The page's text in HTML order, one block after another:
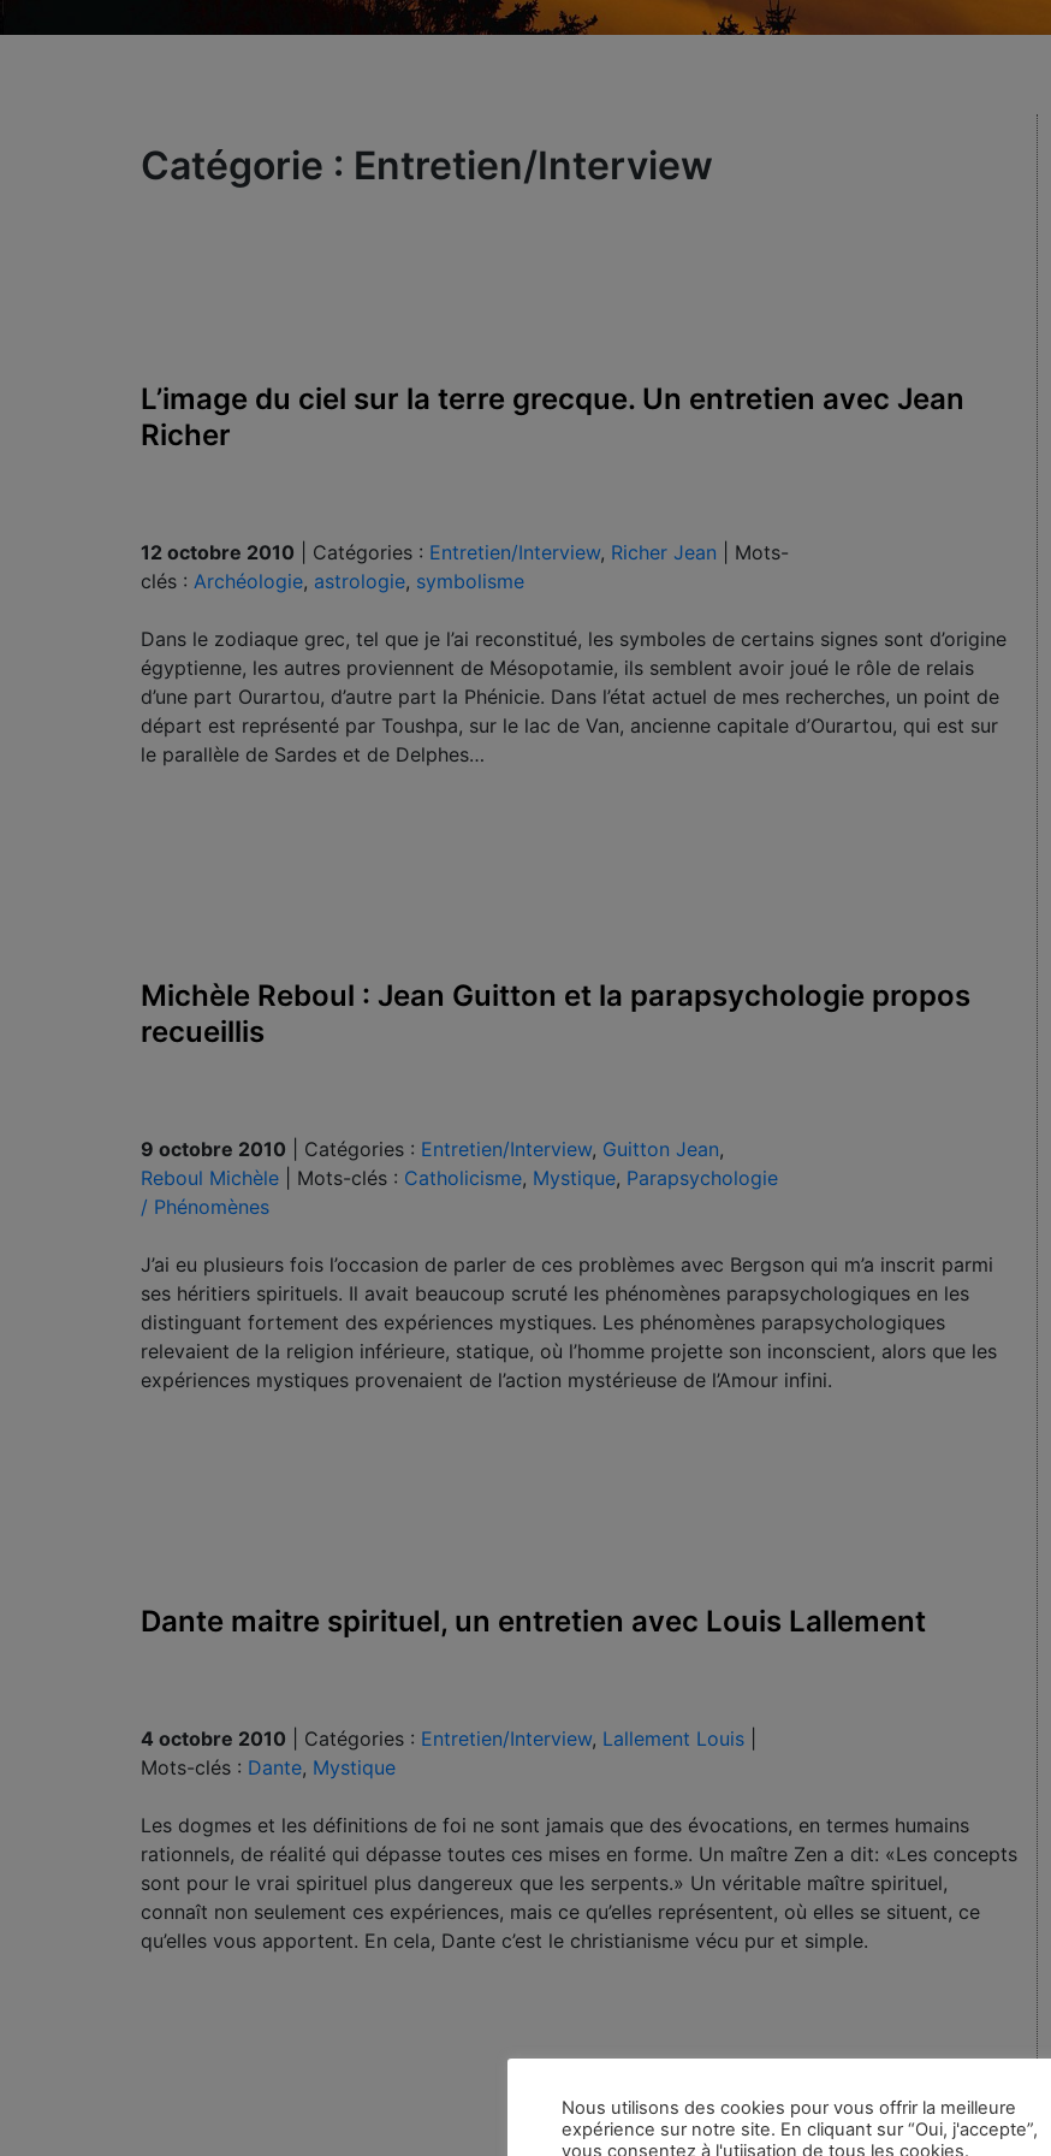
Catégorie : Entretien/Interview
L’image du ciel sur la terre grecque. Un entretien avec Jean
Richer
12 octobre 2010 Catégories : Entretien/Interview, Richer Jean
Mots-
clés : Archéologie, astrologie, symbolisme
Dans le zodiaque grec, tel que je l’ai reconstitué, les symboles de certains signes sont d’origine
égyptienne, les autres proviennent de Mésopotamie, ils semblent avoir joué le rôle de relais
d’une part Ourartou, d’autre part la Phénicie. Dans l’état actuel de mes recherches, un point de
départ est représenté par Toushpa, sur le lac de Van, ancienne capitale d’Ourartou, qui est sur
le parallèle de Sardes et de Delphes…
Michèle Reboul : Jean Guitton et la parapsychologie propos
recueillis
9 octobre 2010 Catégories : Entretien/Interview, Guitton Jean,
Reboul Michèle
Mots-clés : Catholicisme, Mystique, Parapsychologie
/ Phénomènes
J’ai eu plusieurs fois l’occasion de parler de ces problèmes avec Bergson qui m’a inscrit parmi
ses héritiers spirituels. Il avait beaucoup scruté les phénomènes parapsychologiques en les
distinguant fortement des expériences mystiques. Les phénomènes parapsychologiques
relevaient de la religion inférieure, statique, où l’homme projette son inconscient, alors que les
expériences mystiques provenaient de l’action mystérieuse de l’Amour infini.
Dante maitre spirituel, un entretien avec Louis Lallement
4 octobre 2010 Catégories : Entretien/Interview, Lallement Louis
Mots-clés : Dante, Mystique
Les dogmes et les définitions de foi ne sont jamais que des évocations, en termes humains
rationnels, de réalité qui dépasse toutes ces mises en forme. Un maître Zen a dit: «Les concepts
sont pour le vrai spirituel plus dangereux que les serpents.» Un véritable maître spirituel,
connaît non seulement ces expériences, mais ce qu’elles représentent, où elles se situent, ce
qu’elles vous apportent. En cela, Dante c’est le christianisme vécu pur et simple.
Nous utilisons des cookies pour vous offrir la meilleure
expérience sur notre site. En cliquant sur “Oui, j'accepte”,
vous consentez à l'utiisation de tous les cookies.